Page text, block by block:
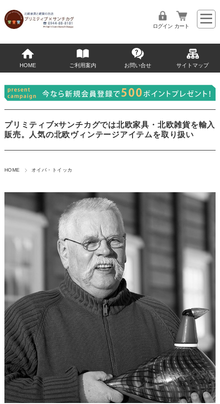
ログイン カート
HOME ご利用案内 お問い合せ サイトマップ
プリミティブ×サンチカグでは北欧家具・北欧雑貨を輸入
販売。人気の北欧ヴィンテージアイテムを取り扱い
HOME オイバ・トイッカ